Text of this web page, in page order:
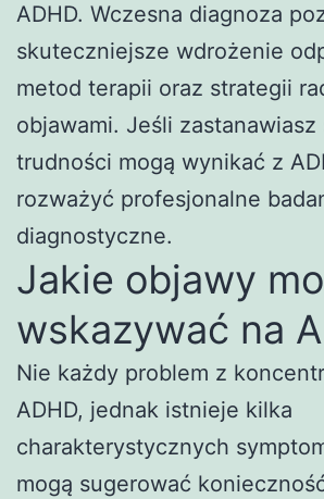
ADHD. Wczesna diagnoza
skuteczniejsze wdrożenie
metod terapii oraz strategii
objawami. Jeśli
trudności mogą wynikać z
rozważyć profesjonalne
diagnostyczne.
Jakie objawy
wskazywać na
Nie każdy problem z
ADHD, jednak istnieje kilka
charakterystycznych
mogą sugerować